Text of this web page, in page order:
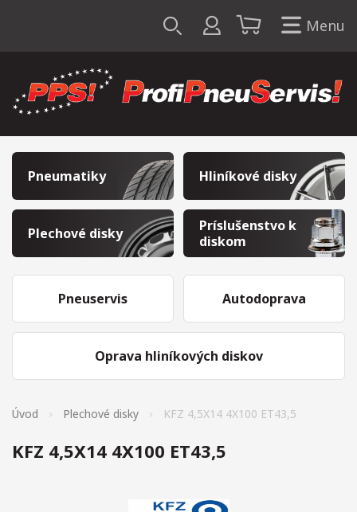
Menu
Pneumatiky Hliníkové disky
Plechové disky
Príslušenstvo k
diskom
Pneuservis
Oprava hliníkových diskov
Autodoprava
Úvod Plechové disky KFZ 4,5X14 4X100 ET43,5
KFZ 4,5X14 4X100 ET43,5